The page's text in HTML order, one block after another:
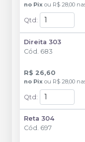
no Pix ou R$ 28,00
Qtd :
Direita 303
Cód. 683
R$ 26,60
no Pix ou R$ 28,00
Qtd:
Reta 304
Cód. 697